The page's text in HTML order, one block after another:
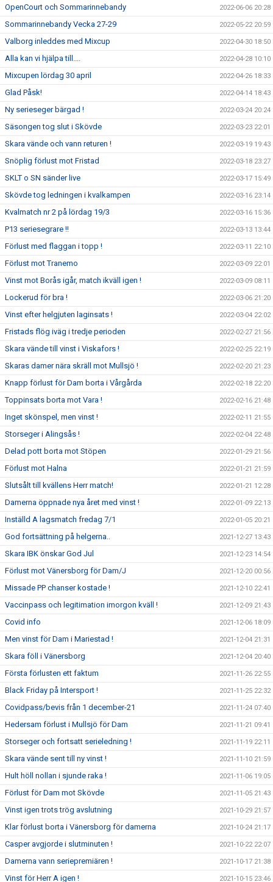
OpenCourt och Sommarinnebandy 2022-06-06 20:28
Sommarinnebandy Vecka 27-29 2022-05-22 20:59
Valborg inleddes med Mixcup 2022-04-30 18:50
Alla kan vi hjälpa till.... 2022-04-28 10:10
Mixcupen lördag 30 april 2022-04-26 18:33
Glad Påsk! 2022-04-14 18:43
Ny serieseger bärgad ! 2022-03-24 20:24
Säsongen tog slut i Skövde 2022-03-23 22:01
Skara vände och vann returen ! 2022-03-19 19:43
Snöplig förlust mot Fristad 2022-03-18 23:27
SKLT o SN sänder live 2022-03-17 15:49
Skövde tog ledningen i kvalkampen 2022-03-16 23:14
Kvalmatch nr 2 på lördag 19/3 2022-03-16 15:36
P13 seriesegrare !! 2022-03-13 13:44
Förlust med flaggan i topp ! 2022-03-11 22:10
Förlust mot Tranemo 2022-03-09 22:01
Vinst mot Borås igår, match ikväll igen ! 2022-03-09 08:11
Lockerud för bra ! 2022-03-06 21:20
Vinst efter helgjuten laginsats ! 2022-03-04 22:02
Fristads flög iväg i tredje perioden 2022-02-27 21:56
Skara vände till vinst i Viskafors ! 2022-02-25 22:19
Skaras damer nära skräll mot Mullsjö ! 2022-02-20 21:23
Knapp förlust för Dam borta i Vårgårda 2022-02-18 22:20
Toppinsats borta mot Vara ! 2022-02-16 21:48
Inget skönspel, men vinst ! 2022-02-11 21:55
Storseger i Alingsås ! 2022-02-04 22:48
Delad pott borta mot Stöpen 2022-01-29 21:56
Förlust mot Halna 2022-01-21 21:59
Slutsålt till kvällens Herr match! 2022-01-21 12:28
Damerna öppnade nya året med vinst ! 2022-01-09 22:13
Inställd A lagsmatch fredag 7/1 2022-01-05 20:21
God fortsättning på helgerna.. 2021-12-27 13:43
Skara IBK önskar God Jul 2021-12-23 14:54
Förlust mot Vänersborg för Dam/J 2021-12-20 00:56
Missade PP chanser kostade ! 2021-12-10 22:41
Vaccinpass och legitimation imorgon kväll ! 2021-12-09 21:43
Covid info 2021-12-06 18:09
Men vinst för Dam i Mariestad ! 2021-12-04 21:31
Skara föll i Vänersborg 2021-12-04 20:40
Första förlusten ett faktum 2021-11-26 22:55
Black Friday på Intersport ! 2021-11-25 22:32
Covidpass/bevis från 1 december-21 2021-11-24 07:40
Hedersam förlust i Mullsjö för Dam 2021-11-21 09:41
Storseger och fortsatt serieledning ! 2021-11-19 22:11
Skara vände sent till ny vinst ! 2021-11-10 21:59
Hult höll nollan i sjunde raka ! 2021-11-06 19:05
Förlust för Dam mot Skövde 2021-11-05 21:43
Vinst igen trots trög avslutning 2021-10-29 21:57
Klar förlust borta i Vänersborg för damerna 2021-10-24 21:17
Casper avgjorde i slutminuten ! 2021-10-22 22:07
Damerna vann seriepremiären ! 2021-10-17 21:38
Vinst för Herr A igen ! 2021-10-15 23:46